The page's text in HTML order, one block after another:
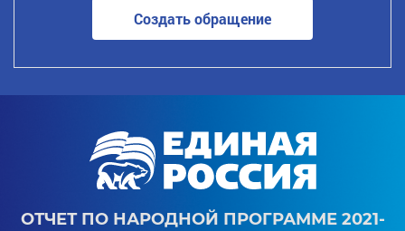
Создать обращение
ОТЧЕТ ПО НАРОДНОЙ ПРОГРАММЕ 2021-